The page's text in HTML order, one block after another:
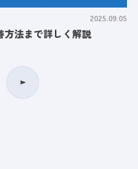
2025.09.05
方法まで詳しく解説